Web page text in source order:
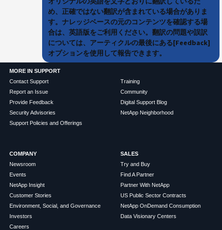
め、正確ではない翻訳が含まれている場合がありま
す。ナレッジベースの元のコンテンツを確認する場
合は、英語版をご利用ください。翻訳の問題や誤訳
については、アーティクルの最後にある[Feedback]
オプションを使用して報告できます。
MORE IN SUPPORT
Contact Support
Report an Issue
Provide Feedback
Security Advisories
Support Policies and Offerings
Training
Community
Digital Support Blog
NetApp Neighborhood
COMPANY
Newsroom
Events
NetApp Insight
Customer Stories
Environment, Social, and Governance
Investors
Careers
SALES
Try and Buy
Find A Partner
Partner With NetApp
US Public Sector Contracts
NetApp OnDemand Consumption
Data Visionary Centers